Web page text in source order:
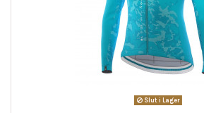
Slut i Lager